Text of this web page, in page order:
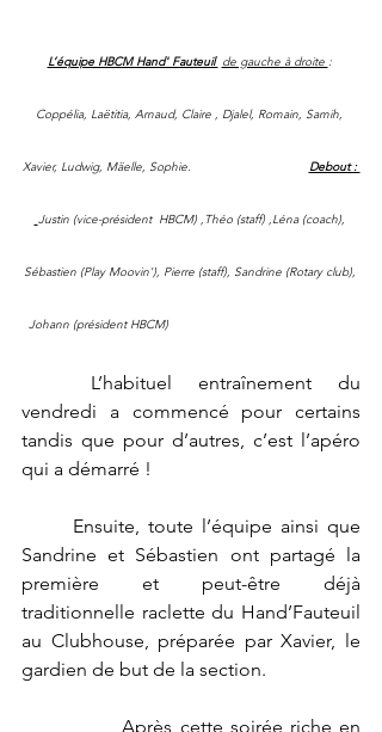
L’équipe HBCM Hand' Fauteuil de gauche à droite :
Coppélia, Laëtitia, Arnaud, Claire , Djalel, Romain, Samih,
Xavier, Ludwig, Mäelle, Sophie. Debout :
Justin (vice-président  HBCM) ,Théo (staff) ,Léna (coach),
Sébastien (Play Moovin'), Pierre (staff), Sandrine (Rotary club),
Johann (président HBCM)
vendredi a commencé pour certains
tandis que pour d’autres, c’est l’apéro
qui a démarré !
Sandrine et Sébastien ont partagé la
première et peut-être déjà
traditionnelle raclette du Hand’Fauteuil
au Clubhouse, préparée par Xavier, le
gardien de but de la section.
		Après cette soirée riche en